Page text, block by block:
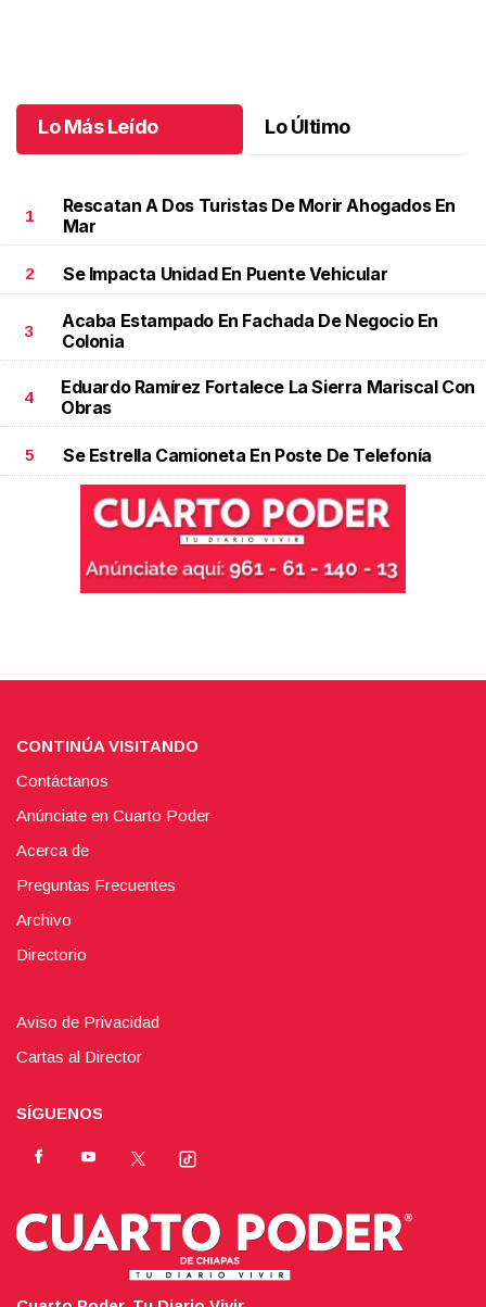
Lo Más Leído Lo Último
1
Rescatan A Dos Turistas De Morir Ahogados En
Mar
2 Se Impacta Unidad En Puente Vehicular
3
Acaba Estampado En Fachada De Negocio En
Colonia
4
Eduardo Ramírez Fortalece La Sierra Mariscal Con
Obras
5 Se Estrella Camioneta En Poste De Telefonía
CONTINÚA VISITANDO
Contáctanos
Anúnciate en Cuarto Poder
Acerca de
Preguntas Frecuentes
Archivo
Directorio
Aviso de Privacidad
Cartas al Director
SÍGUENOS